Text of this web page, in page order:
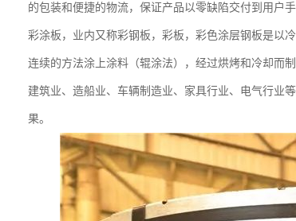
的包装和便捷的物流，保证产品以零缺陷交付到用户手
彩涂板，业内又称彩钢板，彩板，彩色涂层钢板是以
连续的方法涂上涂料（辊涂法），经过烘烤和冷却而
建筑业、造船业、车辆制造业、家具行业、电气行业
果。